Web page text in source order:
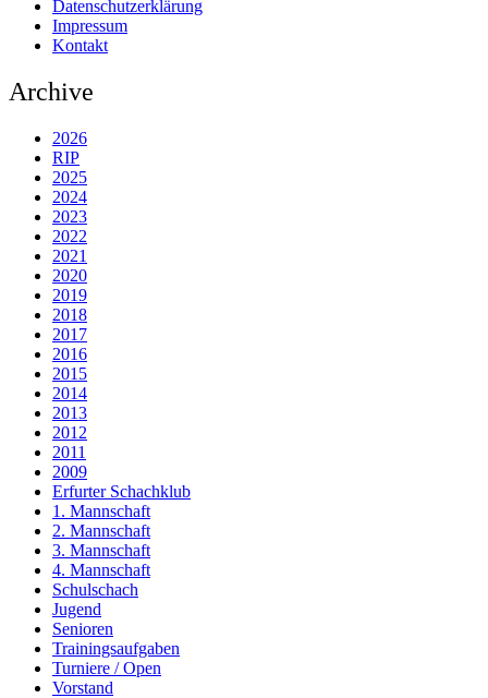
Datenschutzerklärung
Impressum
Kontakt
Archive
2026
RIP
2025
2024
2023
2022
2021
2020
2019
2018
2017
2016
2015
2014
2013
2012
2011
2009
Erfurter Schachklub
1. Mannschaft
2. Mannschaft
3. Mannschaft
4. Mannschaft
Schulschach
Jugend
Senioren
Trainingsaufgaben
Turniere / Open
Vorstand